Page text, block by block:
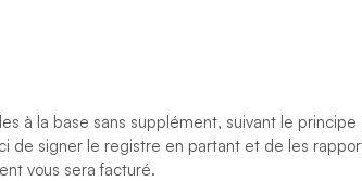
à la base sans supplément, suivant le
de signer le registre en partant et de les
vous sera facturé.